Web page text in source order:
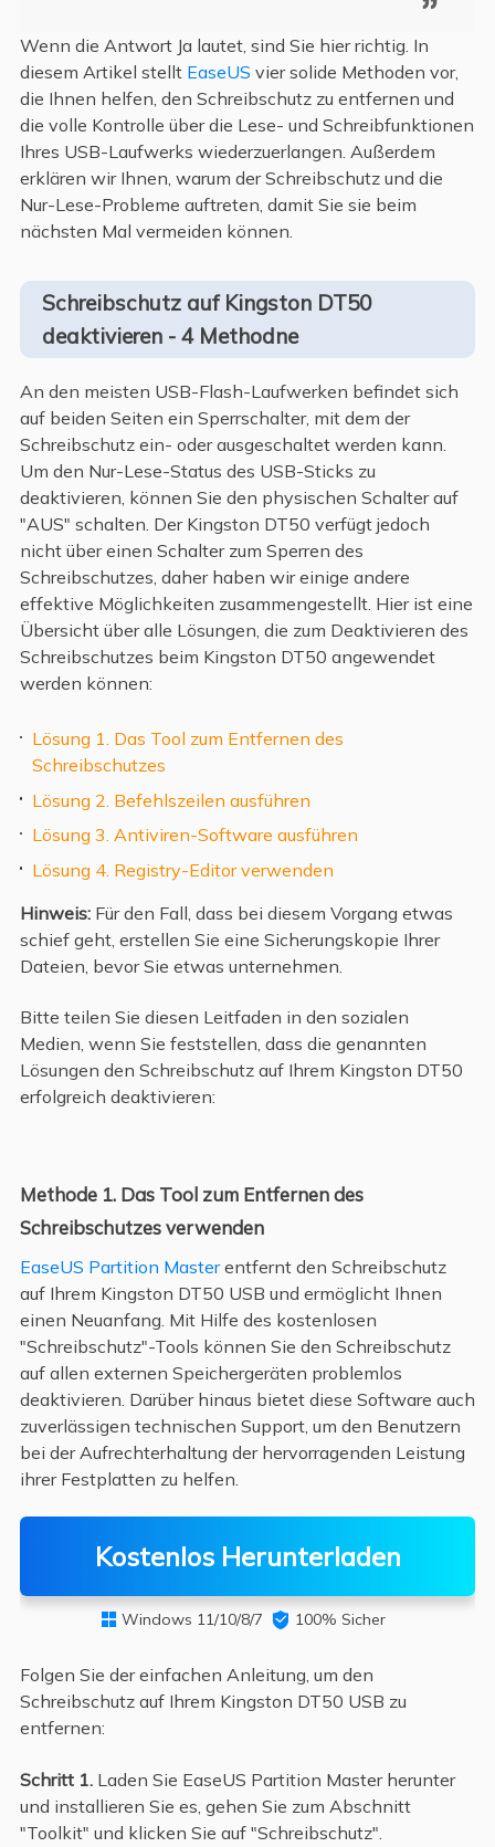
Wenn die Antwort Ja lautet, sind Sie hier richtig. In
diesem Artikel stellt EaseUS vier solide Methoden vor,
die Ihnen helfen, den Schreibschutz zu entfernen und
die volle Kontrolle über die Lese- und Schreibfunktionen
Ihres USB-Laufwerks wiederzuerlangen. Außerdem
erklären wir Ihnen, warum der Schreibschutz und die
Nur-Lese-Probleme auftreten, damit Sie sie beim
nächsten Mal vermeiden können.
Schreibschutz auf Kingston DT50
deaktivieren - 4 Methodne
An den meisten USB-Flash-Laufwerken befindet sich
auf beiden Seiten ein Sperrschalter, mit dem der
Schreibschutz ein- oder ausgeschaltet werden kann.
Um den Nur-Lese-Status des USB-Sticks zu
deaktivieren, können Sie den physischen Schalter auf
"AUS" schalten. Der Kingston DT50 verfügt jedoch
nicht über einen Schalter zum Sperren des
Schreibschutzes, daher haben wir einige andere
effektive Möglichkeiten zusammengestellt. Hier ist eine
Übersicht über alle Lösungen, die zum Deaktivieren des
Schreibschutzes beim Kingston DT50 angewendet
werden können:
Lösung 1. Das Tool zum Entfernen des
Schreibschutzes
Lösung 2. Befehlszeilen ausführen
Lösung 3. Antiviren-Software ausführen
Lösung 4. Registry-Editor verwenden
Hinweis: Für den Fall, dass bei diesem Vorgang etwas
schief geht, erstellen Sie eine Sicherungskopie Ihrer
Dateien, bevor Sie etwas unternehmen.
Bitte teilen Sie diesen Leitfaden in den sozialen
Medien, wenn Sie feststellen, dass die genannten
Lösungen den Schreibschutz auf Ihrem Kingston DT50
erfolgreich deaktivieren:
Methode 1. Das Tool zum Entfernen des
Schreibschutzes verwenden
EaseUS Partition Masterentfernt den Schreibschutz
auf Ihrem Kingston DT50 USB und ermöglicht Ihnen
einen Neuanfang. Mit Hilfe des kostenlosen
"Schreibschutz"-Tools können Sie den Schreibschutz
auf allen externen Speichergeräten problemlos
deaktivieren. Darüber hinaus bietet diese Software auch
zuverlässigen technischen Support, um den Benutzern
bei der Aufrechterhaltung der hervorragenden Leistung
ihrer Festplatten zu helfen.
Kostenlos Herunterladen
 Windows 11/10/8/7  100% Sicher
Folgen Sie der einfachen Anleitung, um den
Schreibschutz auf Ihrem Kingston DT50 USB zu
entfernen:
Schritt 1.Laden Sie EaseUS Partition Master herunter
und installieren Sie es, gehen Sie zum Abschnitt
"Toolkit" und klicken Sie auf "Schreibschutz".